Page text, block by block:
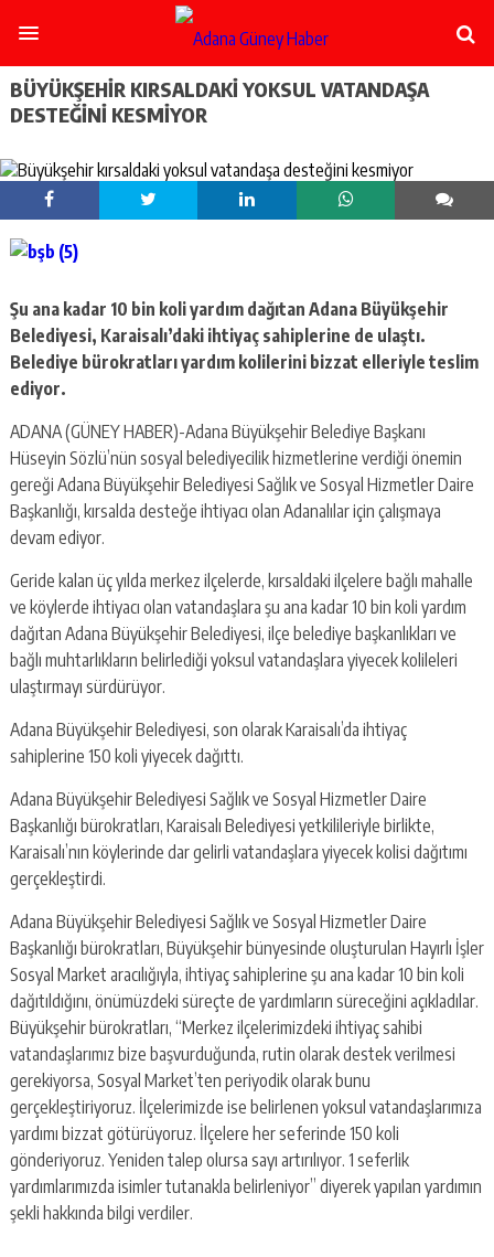
escort
ataşehir
escort
escort
-
escort
mecidiyeköy
escort
escort
beşiktaş
escort
kartal
maltepe
escort
BÜYÜKŞEHIR KIRSALDAKI YOKSUL VATANDAŞA
DESTEĞINI KESMIYOR
Şu ana kadar 10 bin koli yardım dağıtan Adana Büyükşehir
Belediyesi, Karaisalı’daki ihtiyaç sahiplerine de ulaştı.
Belediye bürokratları yardım kolilerini bizzat elleriyle teslim
ediyor.
ADANA (GÜNEY HABER)-Adana Büyükşehir Belediye Başkanı
Hüseyin Sözlü’nün sosyal belediyecilik hizmetlerine verdiği önemin
gereği Adana Büyükşehir Belediyesi Sağlık ve Sosyal Hizmetler Daire
Başkanlığı, kırsalda desteğe ihtiyacı olan Adanalılar için çalışmaya
devam ediyor.
Geride kalan üç yılda merkez ilçelerde, kırsaldaki ilçelere bağlı mahalle
ve köylerde ihtiyacı olan vatandaşlara şu ana kadar 10 bin koli yardım
dağıtan Adana Büyükşehir Belediyesi, ilçe belediye başkanlıkları ve
bağlı muhtarlıkların belirlediği yoksul vatandaşlara yiyecek kolileleri
ulaştırmayı sürdürüyor.
Adana Büyükşehir Belediyesi, son olarak Karaisalı’da ihtiyaç
sahiplerine 150 koli yiyecek dağıttı.
Adana Büyükşehir Belediyesi Sağlık ve Sosyal Hizmetler Daire
Başkanlığı bürokratları, Karaisalı Belediyesi yetkilileriyle birlikte,
Karaisalı’nın köylerinde dar gelirli vatandaşlara yiyecek kolisi dağıtımı
gerçekleştirdi.
Adana Büyükşehir Belediyesi Sağlık ve Sosyal Hizmetler Daire
Başkanlığı bürokratları, Büyükşehir bünyesinde oluşturulan Hayırlı İşler
Sosyal Market aracılığıyla, ihtiyaç sahiplerine şu ana kadar 10 bin koli
dağıtıldığını, önümüzdeki süreçte de yardımların süreceğini açıkladılar.
Büyükşehir bürokratları, “Merkez ilçelerimizdeki ihtiyaç sahibi
vatandaşlarımız bize başvurduğunda, rutin olarak destek verilmesi
gerekiyorsa, Sosyal Market’ten periyodik olarak bunu
gerçekleştiriyoruz. İlçelerimizde ise belirlenen yoksul vatandaşlarımıza
yardımı bizzat götürüyoruz. İlçelere her seferinde 150 koli
gönderiyoruz. Yeniden talep olursa sayı artırılıyor. 1 seferlik
yardımlarımızda isimler tutanakla belirleniyor” diyerek yapılan yardımın
şekli hakkında bilgi verdiler.